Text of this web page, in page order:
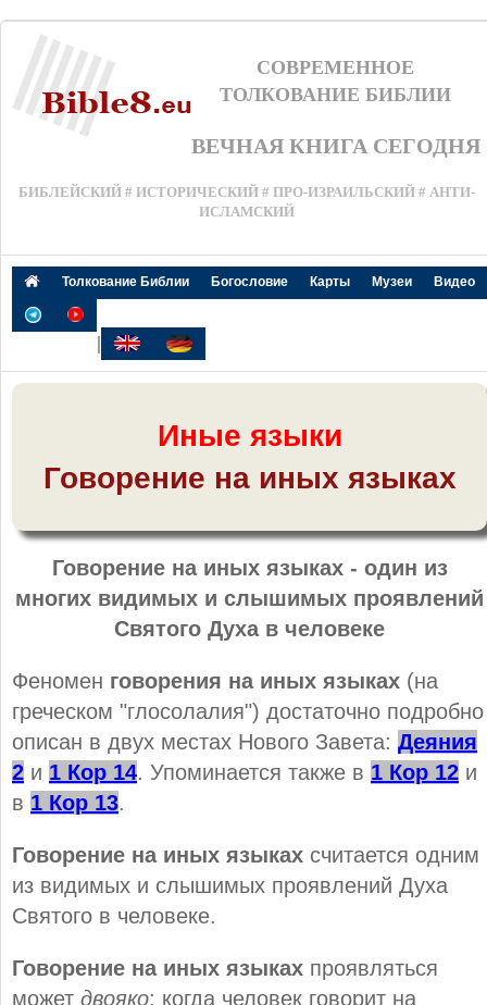
СОВРЕМЕННОЕ
ТОЛКОВАНИЕ БИБЛИИ
ВЕЧНАЯ КНИГА СЕГОДНЯ
БИБЛЕЙСКИЙ # ИСТОРИЧЕСКИЙ # ПРО-ИЗРАИЛЬСКИЙ # АНТИ-
ИСЛАМСКИЙ
Толкование Библии Богословие Карты Музеи Видео
|
Иные языки
Говорение на иных языках
Говорение на иных языках - один из
многих видимых и слышимых проявлений
Святого Духа в человеке
Феномен говорения на иных языках (на
греческом "глосолалия") достаточно подробно
описан в двух местах Нового Завета: Деяния
2 и 1 Кор 14. Упоминается также в 1 Кор 12 и
в 1 Кор 13.
Говорение на иных языках считается одним
из видимых и слышимых проявлений Духа
Святого в человеке.
Говорение на иных языках проявляться
может двояко: когда человек говорит на